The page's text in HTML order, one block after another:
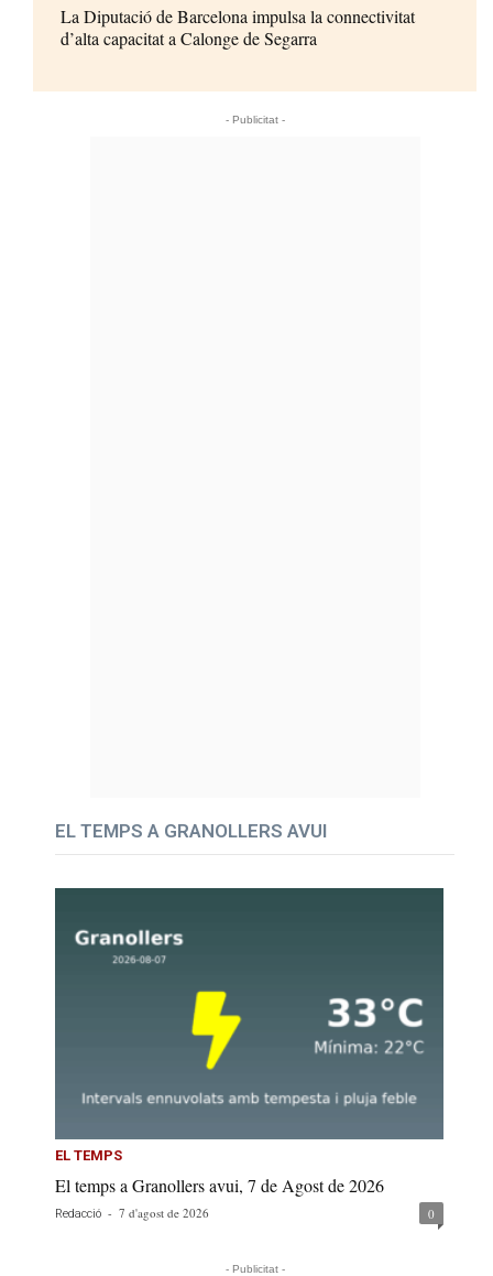
La Diputació de Barcelona impulsa la connectivitat
d’alta capacitat a Calonge de Segarra
- Publicitat -
EL TEMPS A GRANOLLERS AVUI
EL TEMPS
El temps a Granollers avui, 7 de Agost de 2026
Redacció - 7 d'agost de 2026 0
- Publicitat -